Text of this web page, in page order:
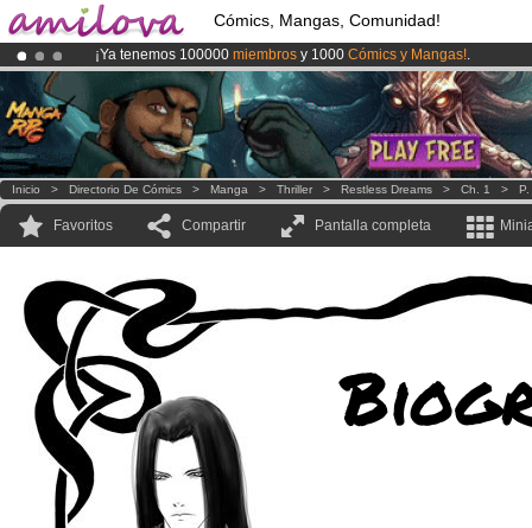
Cómics, Mangas, Comunidad!
¡Ya tenemos 100000 miembros y 1000 Cómics y Mangas!.
¡El Kickstarter Amilova está desormado lanzado!.
¡Conviertete en Premium por3.95 euros al mes!Hazte Premium ya
Inicio > Directorio De Cómics > Manga > Thriller > Restless Dreams > Ch. 1 >
Favoritos Compartir Pantalla completa